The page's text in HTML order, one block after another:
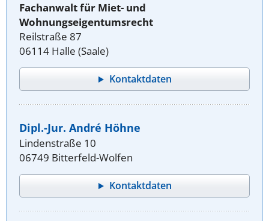
Fachanwalt für Miet- und
Wohnungseigentumsrecht
Reilstraße 87
06114 Halle (Saale)
Kontaktdaten
Dipl.-Jur. André Höhne
Lindenstraße 10
06749 Bitterfeld-Wolfen
Kontaktdaten